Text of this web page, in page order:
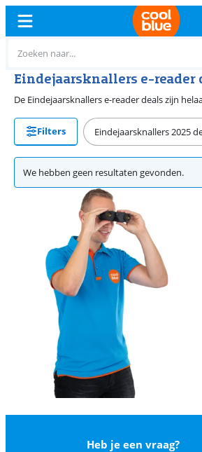
Eindejaarsknallers e-reader
Filters Eindejaarsknallers 2025
We hebben geen resultaten gevonden.
Heb je een vraag?